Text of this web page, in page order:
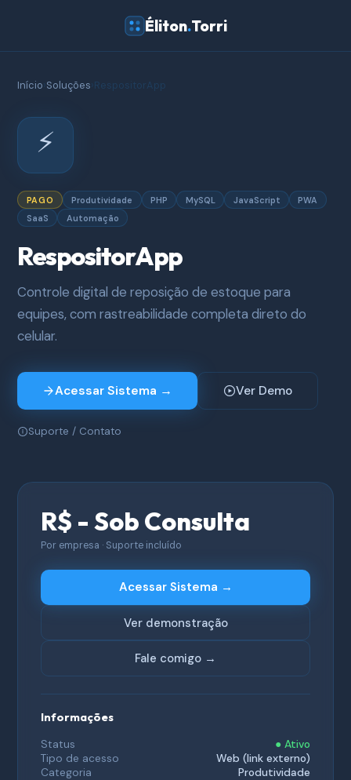
Éliton.Torri
Início›Soluções›RespositorApp
⚡
PAGO Produtividade PHP MySQL JavaScript
PWA
SaaS
Automação
RespositorApp
Controle digital de reposição de estoque para
equipes, com rastreabilidade completa direto do
celular.
Acessar Sistema → Ver Demo
Suporte / Contato
R$ - Sob Consulta
Por empresa · Suporte incluído
Acessar Sistema →
Ver demonstração
Fale comigo →
Informações
Status
● Ativo
Tipo de acesso
Web (link externo)
Categoria
Produtividade